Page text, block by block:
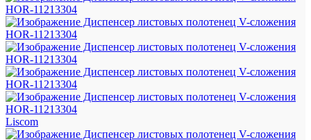
Liscom